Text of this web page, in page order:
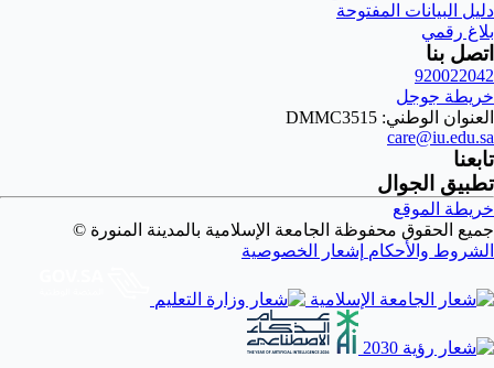
دليل البيانات المفتوحة
بلاغ رقمي
اتصل بنا
920022042
خريطة جوجل
العنوان الوطني: DMMC3515
care@iu.edu.sa
تابعنا
تطبيق الجوال
خريطة الموقع
جميع الحقوق محفوظة الجامعة الإسلامية بالمدينة المنورة ©
الشروط والأحكام إشعار الخصوصية